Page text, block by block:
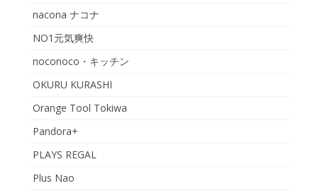
nacona ナコナ
NO1元気爽快
noconoco・キッチン
OKURU KURASHI
Orange Tool Tokiwa
Pandora+
PLAYS REGAL
Plus Nao